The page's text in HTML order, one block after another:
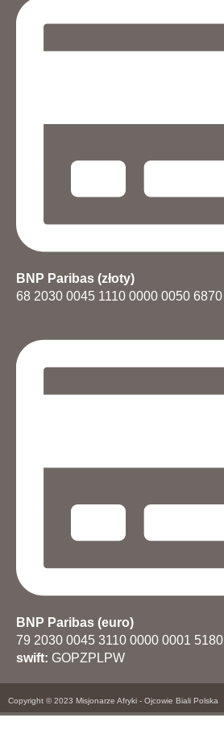
BNP Paribas (złoty)
68 2030 0045 1110 0000 0050 6870
BNP Paribas (euro)
79 2030 0045 3110 0000 0001 5180
swift: GOPZPLPW
Copyright © 2023 Misjonarze Afryki - Ojcowie Biali Polska